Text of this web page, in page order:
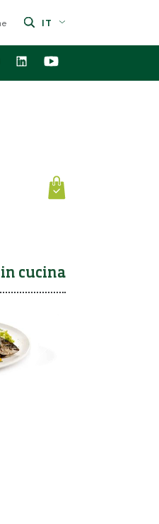
IT
cucina